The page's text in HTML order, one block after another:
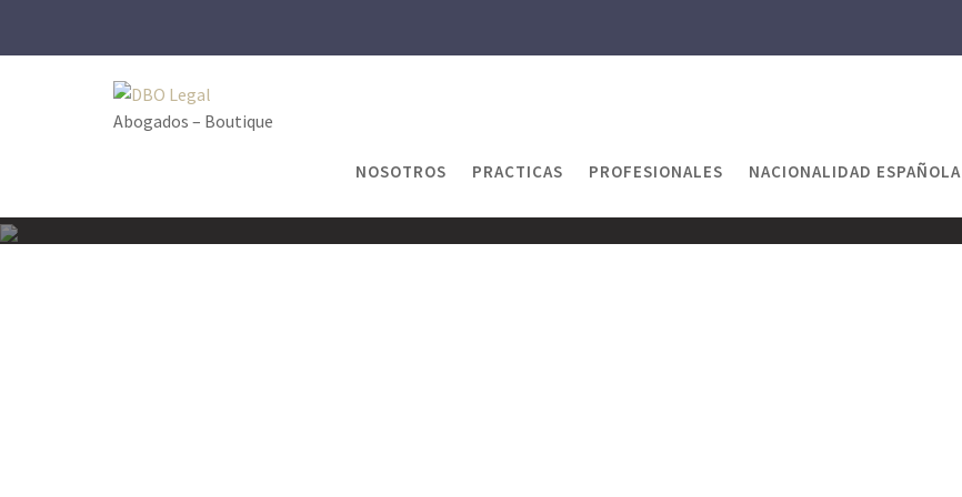
Abogados – Boutique
NOSOTROS PRACTICAS PROFESIONALES NACIONALIDAD ESPAÑOLA